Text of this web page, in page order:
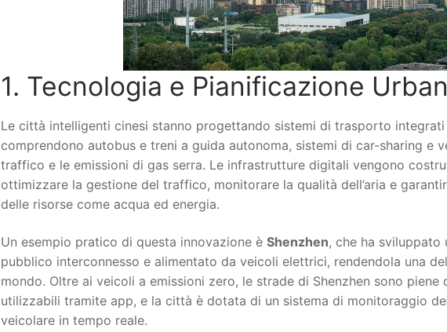
1. Tecnologia e Pianificazione
Le città intelligenti cinesi stanno progettando sistemi di trasporto
comprendono autobus e treni a guida autonoma, sistemi di car-sharing e
traffico e le emissioni di gas serra. Le infrastrutture digitali vengono
ottimizzare la gestione del traffico, monitorare la qualità dell’aria e
delle risorse come acqua ed energia.
Un esempio pratico di questa innovazione è Shenzhen, che ha
pubblico interconnesso e alimentato da veicoli elettrici, rendendola una
mondo. Oltre ai veicoli a emissioni zero, le strade di Shenzhen sono
utilizzabili tramite app, e la città è dotata di un sistema di monitoraggio
veicolare in tempo reale.